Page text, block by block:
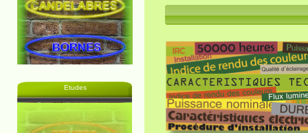
Etudes